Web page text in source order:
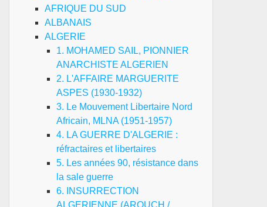
AFRIQUE DU SUD
ALBANAIS
ALGERIE
1. MOHAMED SAIL, PIONNIER
ANARCHISTE ALGERIEN
2. L'AFFAIRE MARGUERITE
ASPES (1930-1932)
3. Le Mouvement Libertaire Nord
Africain, MLNA (1951-1957)
4. LA GUERRE D'ALGERIE :
réfractaires et libertaires
5. Les années 90, résistance dans
la sale guerre
6. INSURRECTION
ALGERIENNE (AROUCH /